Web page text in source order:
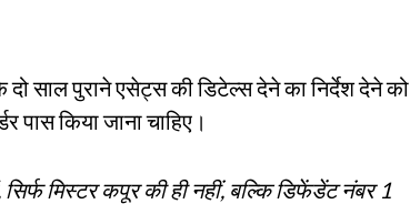
साल पुराने एसेट्स की डिटेल्स देने का निर्देश देने को
किया जाना चाहिए।
मिस्टर कपूर की ही नहीं, बल्कि डिफेंडेंट नंबर 1